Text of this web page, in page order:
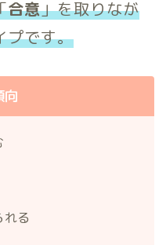
合意」を取りなが
プです。
向
る